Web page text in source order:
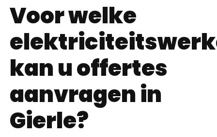
Voor welke
kan u offertes
aanvragen in
Gierle?